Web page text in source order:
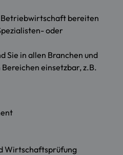
bereiten
oder
Sie in allen Branchen und
einsetzbar, z.B.
Wirtschaftsprüfung